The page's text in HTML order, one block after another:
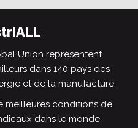
Union représentent
dans 140 pays des
et de la manufacture.
meilleures conditions de
dans le monde